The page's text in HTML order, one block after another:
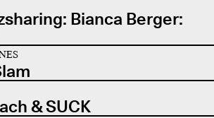
Bianca Berger:
& SUCK